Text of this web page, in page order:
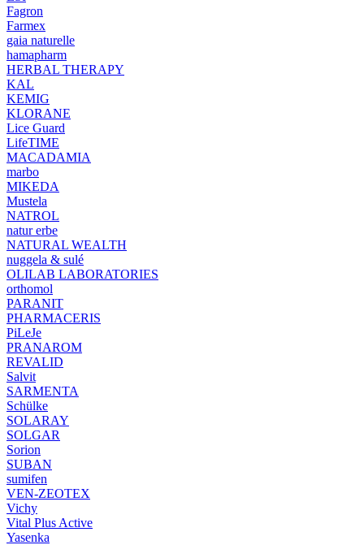
Fagron
Farmex
gaia naturelle
hamapharm
HERBAL THERAPY
KAL
KEMIG
KLORANE
Lice Guard
LifeTIME
MACADAMIA
marbo
MIKEDA
Mustela
NATROL
natur erbe
NATURAL WEALTH
nuggela & sulé
OLILAB LABORATORIES
orthomol
PARANIT
PHARMACERIS
PiLeJe
PRANAROM
REVALID
Salvit
SARMENTA
Schülke
SOLARAY
SOLGAR
Sorion
SUBAN
sumifen
VEN-ZEOTEX
Vichy
Vital Plus Active
Yasenka